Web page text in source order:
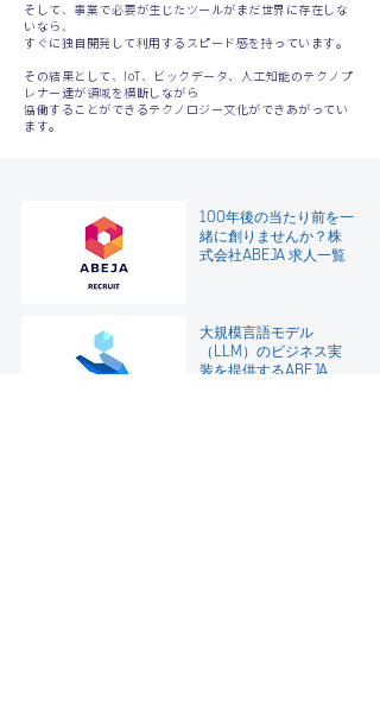
そして、事業で必要が生じたツールがまだ世界に存在しな
いなら、
すぐに独自開発して利用するスピード感を持っています。
その結果として、IoT、ビックデータ、人工知能のテクノプ
レナー達が領域を横断しながら
協働することができるテクノロジー文化ができあがってい
ます。
100年後の当たり前を一
緒に創りませんか？ 株
式会社ABEJA 求人一覧
大規模言語モデル
（LLM）のビジネス実
装を提供するABEJA